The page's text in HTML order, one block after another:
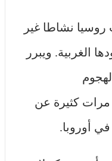
نشاطا غير
الغربية. ويبرر
مرات كثيرة عن
أوروبا.